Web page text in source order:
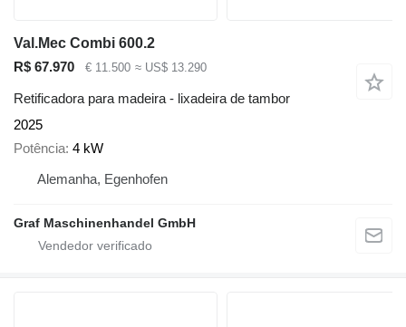
Val.Mec Combi 600.2
R$ 67.970
€ 11.500 ≈ US$ 13.290
Retificadora para madeira - lixadeira de tambor
2025
Potência 4 kW
Alemanha, Egenhofen
Graf Maschinenhandel GmbH